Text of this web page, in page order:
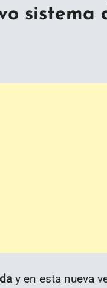
y en esta nueva